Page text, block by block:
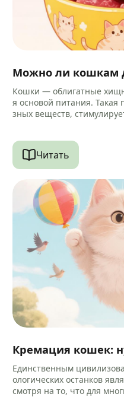
Можно ли кошкам
Кошки — облигатные
я основой питания.
зных веществ,
Читать
Кремация кошек:
Единственным
ологических останков
смотря на то, что для